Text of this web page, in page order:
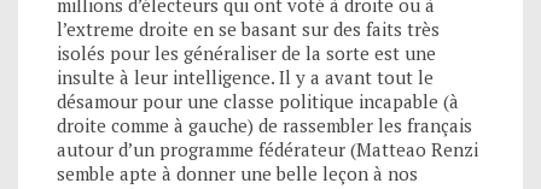
l’extreme droite en se basant sur des faits très
isolés pour les généraliser de la sorte est une
insulte à leur intelligence. Il y a avant tout le
désamour pour une classe politique incapable (à
droite comme à gauche) de rassembler les français
autour d’un programme fédérateur (Matteao Renzi
semble apte à donner une belle leçon à nos